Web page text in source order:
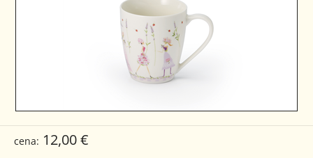
cena: 12,00 €